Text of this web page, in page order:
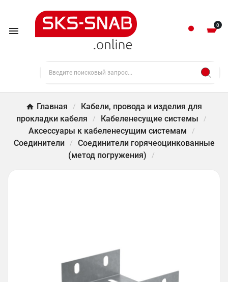
 0
Главная
Кабели, провода и изделия для
прокладки кабеля
Кабеленесущие системы
Аксессуары к кабеленесущим системам
Соединители
Соединители горячеоцинкованные
(метод погружения)